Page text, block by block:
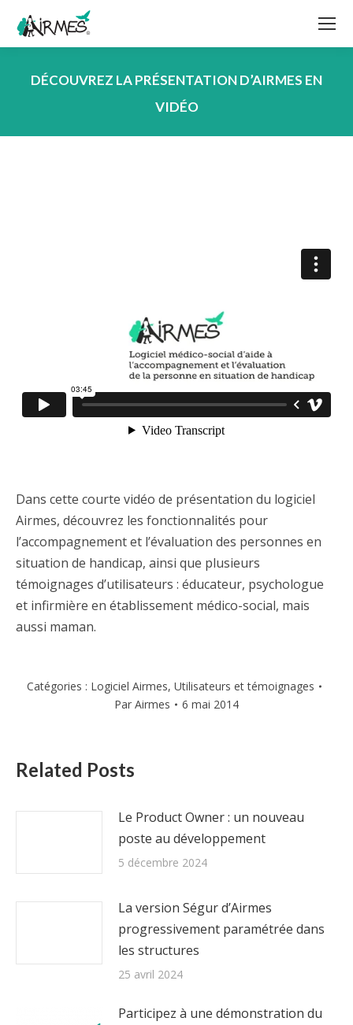
DÉCOUVREZ LA PRÉSENTATION D’AIRMES EN
VIDÉO
Dans cette courte vidéo de présentation du logiciel
Airmes, découvrez les fonctionnalités pour
l’accompagnement et l’évaluation des personnes en
situation de handicap, ainsi que plusieurs
témoignages d’utilisateurs : éducateur, psychologue
et infirmière en établissement médico-social, mais
aussi maman.
Catégories : Logiciel Airmes, Utilisateurs et témoignages
Par Airmes 6 mai 2014
Related Posts
Le Product Owner : un nouveau
poste au développement
5 décembre 2024
La version Ségur d’Airmes
progressivement paramétrée dans
les structures
25 avril 2024
Participez à une démonstration du